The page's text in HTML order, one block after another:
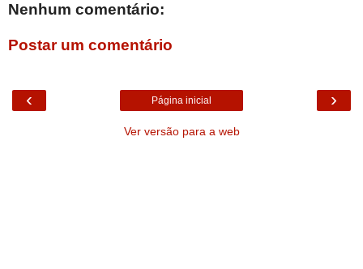
Nenhum comentário:
Postar um comentário
‹ ›
Página inicial
Ver versão para a web